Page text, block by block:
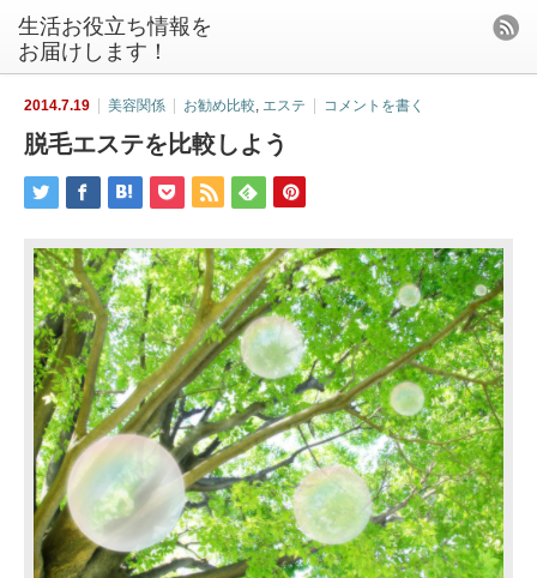
生活お役立ち情報を
お届けします！
2014.7.19 美容関係 お勧め比較, エステ コメントを書く
脱毛エステを比較しよう